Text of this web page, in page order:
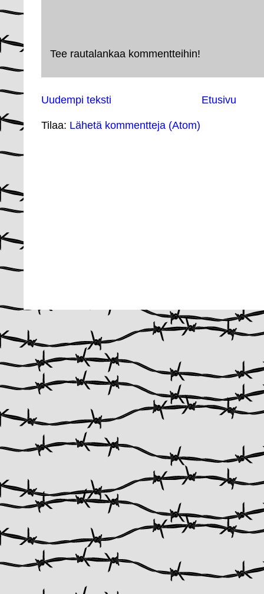
Tee rautalankaa kommentteihin!
Uudempi teksti Etusivu
Tilaa: Lähetä kommentteja (Atom)